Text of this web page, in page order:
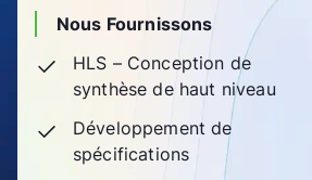
Nous Fournissons
HLS – Conception de
synthèse de haut niveau​
Développement de
spécifications​